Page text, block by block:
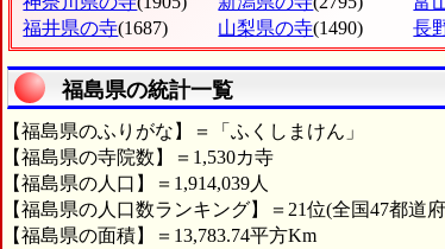
福井県の寺(1687) 山梨県の寺(1490) 長
福島県の統計一覧
【福島県のふりがな】＝「ふくしまけん」
【福島県の寺院数】＝1,530カ寺
【福島県の人口】＝1,914,039人
【福島県の人口数ランキング】＝21位(全国47都道
【福島県の面積】＝13,783.74平方Km